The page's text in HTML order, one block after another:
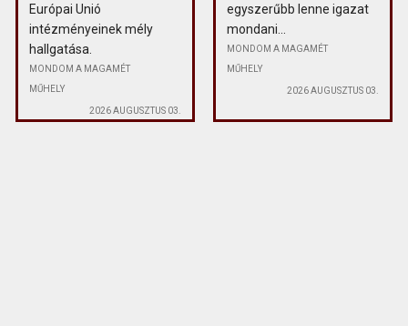
Európai Unió
intézményeinek mély
hallgatása.
MONDOM A MAGAMÉT
MŰHELY
2026 AUGUSZTUS 03.
egyszerűbb lenne igazat
mondani...
MONDOM A MAGAMÉT
MŰHELY
2026 AUGUSZTUS 03.